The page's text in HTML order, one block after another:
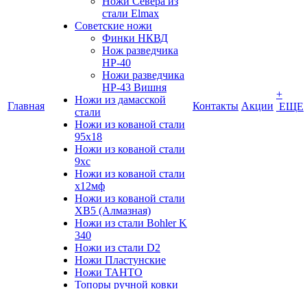
Главная
стали Elmax
Советские ножи
Финки НКВД
Нож разведчика
НР-40
Ножи разведчика
НР-43 Вишня
Ножи из дамасской
стали
Ножи из кованой стали
95х18
Ножи из кованой стали
9хс
Ножи из кованой стали
х12мф
Ножи из кованой стали
ХВ5 (Алмазная)
Ножи из стали Bohler K
340
Ножи из стали D2
Ножи Пластунские
Ножи ТАНТО
Топоры ручной ковки
Контакты Акции
+
ЕЩЕ